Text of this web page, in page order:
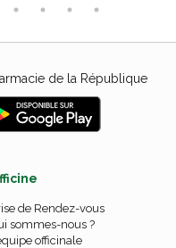
de la République
de Rendez-vous
sommes-nous ?
officinale